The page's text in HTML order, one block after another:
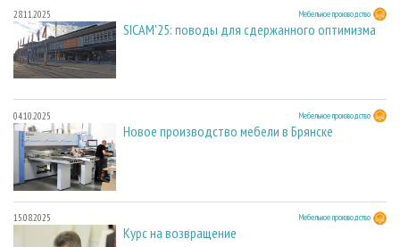
28.11.2025 Мебельное производство
SICAM'25: поводы для сдержанного оптимизма
04.10.2025 Мебельное производство
Новое производство мебели в Брянске
15.08.2025 Мебельное производство
Курс на возвращение